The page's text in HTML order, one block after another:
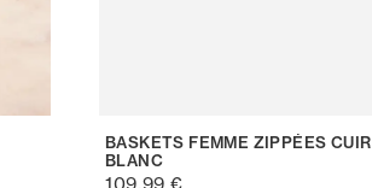
BASKETS FEMME ZIPPÉES CUIR
BLANC